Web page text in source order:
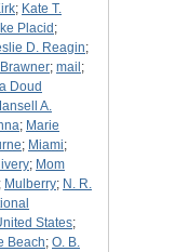
; Kate T.
Placid ;
D. Reagin;
Brawner; mail ;
Doud
A.
; Marie
; Miami;
; Mom
; Mulberry; N. R.
States;
Beach; O. B.